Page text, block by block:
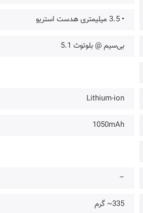
• 3.5 میلیمتری هدست استریو
بی‌سیم @ بلوتوث 5.1
Lithium-ion
1050mAh
–
335~ گرم